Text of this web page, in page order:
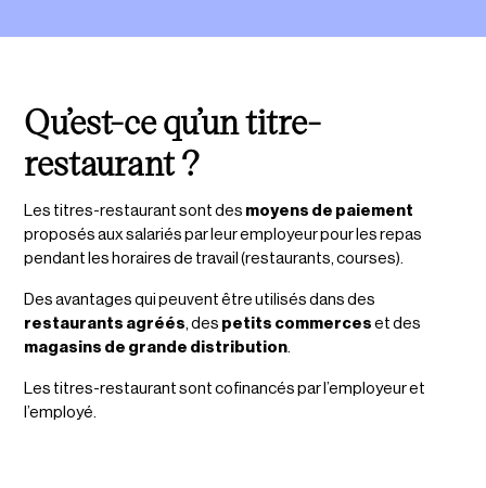
Qu’est-ce qu’un titre-
restaurant ?
Les titres-restaurant sont des moyens de paiement
proposés aux salariés par leur employeur pour les repas
pendant les horaires de travail (restaurants, courses).
Des avantages qui peuvent être utilisés dans des
restaurants agréés , des petits commerces et des
magasins de grande distribution
Les titres-restaurant sont cofinancés par l’employeur et
l’employé.